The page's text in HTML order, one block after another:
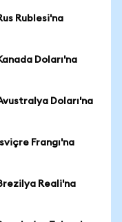
Rublesi'na
Doları'na
Doları'na
Frangı'na
Reali'na